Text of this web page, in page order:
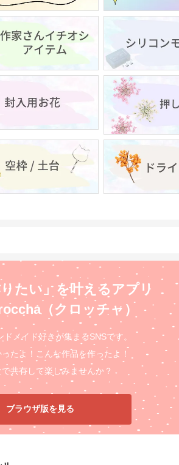
りたい」を叶えるアプリ
（クロッチャ）
メイド好きが集まるSNSです。
たよ！こんな作品を作ったよ！
で共有して楽しみませんか？
ブラウザ版を見る